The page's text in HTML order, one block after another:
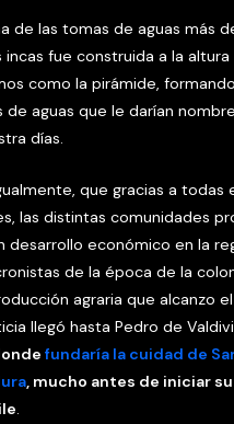
de las tomas de aguas más
incas fue construida a la
como la pirámide,
de aguas que le darían
días.
que gracias a todas
las distintas comunidades
desarrollo económico en la
de la época de la
agraria que alcanzo
llegó hasta Pedro de
fundaría la cuidad de
, mucho antes de iniciar su
.